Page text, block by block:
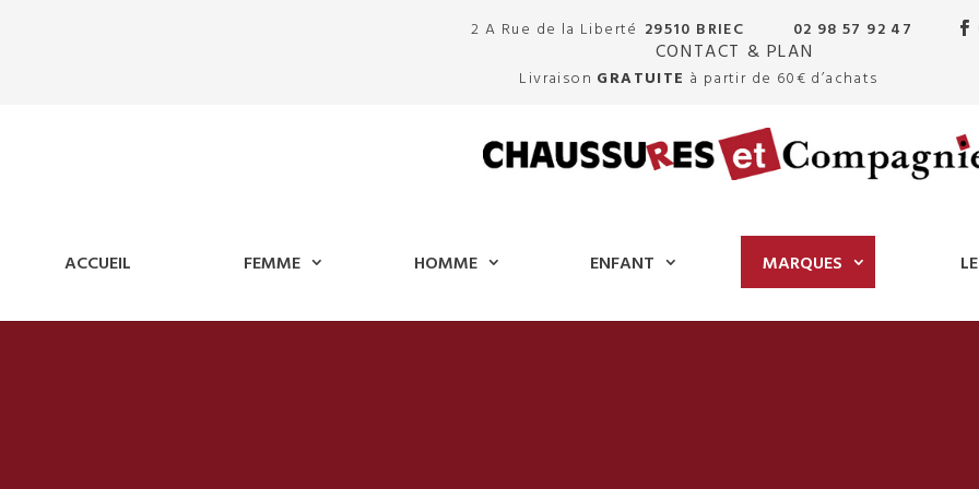
2 A Rue de la Liberté 29510 BRIEC 02 98 57 92 47
Livraison GRATUITE à partir de 60€ d’achats
CONTACT & PLAN
ACCUEIL FEMME HOMME ENFANT MARQUES